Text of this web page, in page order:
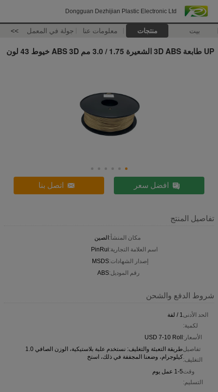
Dongguan Dezhijian Plastic Electronic Ltd
بيت منتجات معلومات عنا جولة في المعمل >>
UP طابعة 3D ABS الشعيرة 1.75 / 3.0 مم ABS 3D خيوط 43 لون
افضل سعر اتصل بنا
تفاصيل المنتج
مكان المنشأ:الصين
اسم العلامة التجارية:PinRui
إصدار الشهادات:MSDS
رقم الموديل:ABS
شروط الدفع والشحن
الحد الأدنى
لكمية:
1 / لفة
الأسعار:USD 7-10 Roll
تفاصيل
التغليف:
طريقة التعبئة والتغليف: نستخدم علبة بلاستيكية، الوزن الصافي 1.0
كيلوجرام، وضعنا المجففة في ذلك، استخ
وقت
التسليم:
1-5 عمل يوم